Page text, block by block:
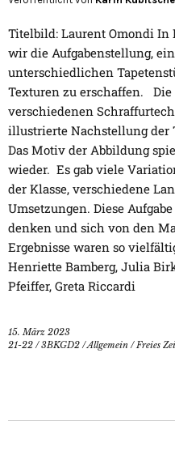
Titelbild: Laurent Omondi
wir die Aufgabenstellung,
unterschiedlichen
Texturen zu erschaffen.
verschiedenen
illustrierte Nachstellung der
Das Motiv der Abbildung
wieder. Es gab viele
der Klasse, verschiedene
Umsetzungen. Diese
denken und sich von den
Ergebnisse waren so
Henriette Bamberg, Julia
Pfeiffer, Greta Riccardi
15. März 2023
21-22 /3BKGD2 /Allgemein /Freies